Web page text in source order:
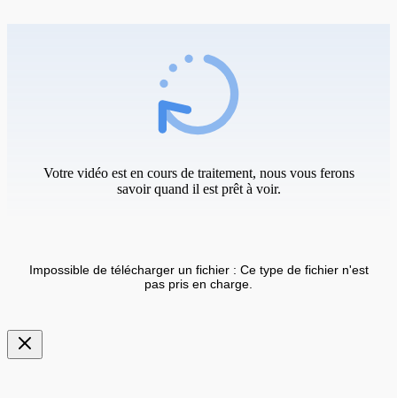
Votre vidéo est en cours de traitement, nous vous ferons
savoir quand il est prêt à voir.
Impossible de télécharger un fichier : Ce type de fichier n'est
pas pris en charge.